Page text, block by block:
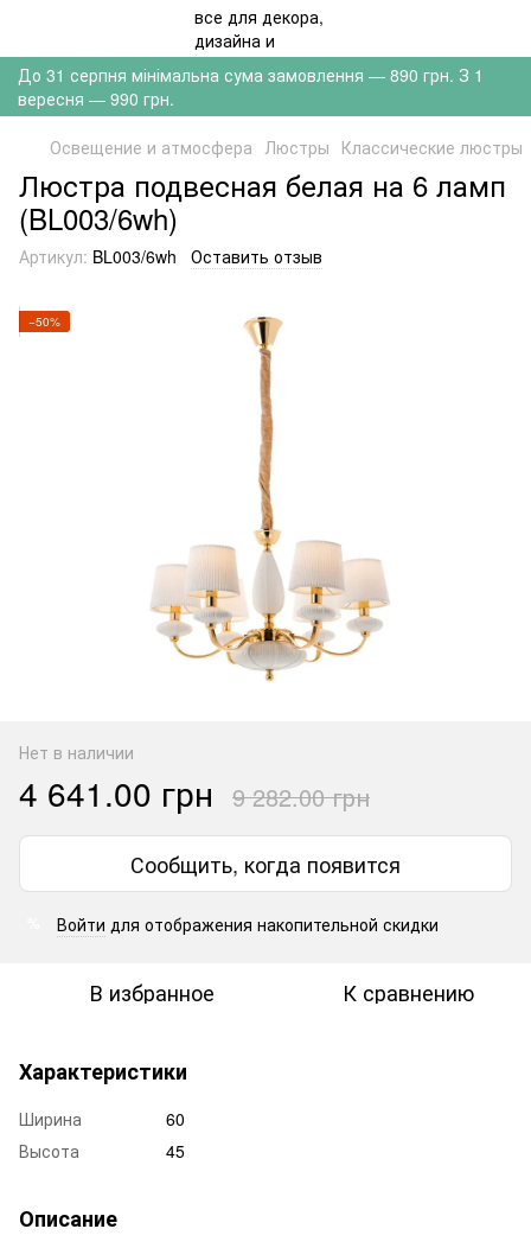
До 31 серпня мінімальна сума замовлення — 890 грн. З 1
вересня — 990 грн.
Освещение и атмосфера Люстры Классические люстры
Люстра подвесная белая на 6 ламп
(BL003/6wh)
Артикул: BL003/6wh Оставить отзыв
−50%
Нет в наличии
4 641.00 грн 9 282.00 грн
Сообщить, когда появится
Войти для отображения накопительной скидки
В избранное К сравнению
Характеристики
Ширина
60
Высота
45
Описание